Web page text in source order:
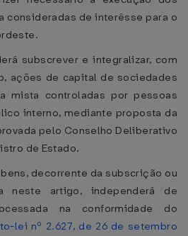
consideradas de interêsse para o
subscrever e integralizar, com
ações de capital de sociedades
mista controladas por pessoas
interno, mediante proposta da
pelo Conselho Deliberativo
de Estado.
decorrente da subscrição ou
neste artigo, independerá de
na conformidade do
lei nº 2.627, de 26 de setembro